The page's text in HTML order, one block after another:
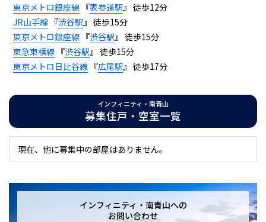
東京メトロ銀座線 『表参道駅 』 徒歩12分
JR山手線 『渋谷駅 』 徒歩15分
東京メトロ銀座線 『渋谷駅 』 徒歩15分
東急東横線 『渋谷駅 』 徒歩15分
東京メトロ日比谷線 『広尾駅 』 徒歩17分
インフィニティ・南青山
募集住戸・空室一覧
現在、他に募集中の部屋はありません。
インフィニティ・南青山への
お問い合わせ